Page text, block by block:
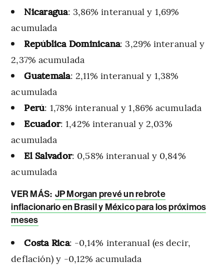
Nicaragua: 3,86% interanual y 1,69%
acumulada
República Dominicana: 3,29% interanual y
2,37% acumulada
Guatemala: 2,11% interanual y 1,38%
acumulada
Perú: 1,78% interanual y 1,86% acumulada
Ecuador: 1,42% interanual y 2,03%
acumulada
El Salvador: 0,58% interanual y 0,84%
acumulada
VER MÁS: JP Morgan prevé un rebrote
inflacionario en Brasil y México para los próximos
meses
Costa Rica: -0,14% interanual (es decir,
deflación) y -0,12% acumulada